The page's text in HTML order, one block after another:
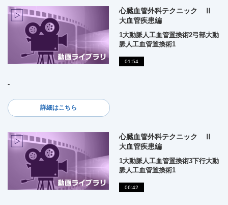
心臓血管外科テクニック Ⅱ
大血管疾患編
1大動脈人工血管置換術2弓部大動
脈人工血管置換術1
01:54
-
詳細はこちら
心臓血管外科テクニック Ⅱ
大血管疾患編
1大動脈人工血管置換術3下行大動
脈人工血管置換術1
06:42